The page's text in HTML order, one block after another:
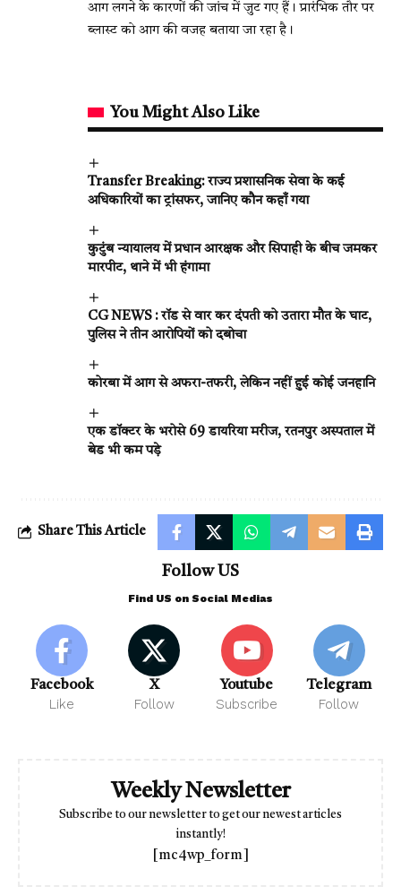
आग लगने के कारणों की जांच में जुट गए हैं। प्रारंभिक तौर पर
ब्लास्ट को आग की वजह बताया जा रहा है।
You Might Also Like
Transfer Breaking: राज्य प्रशासनिक सेवा के कई
अधिकारियों का ट्रांसफर, जानिए कौन कहाँ गया
कुटुंब न्यायालय में प्रधान आरक्षक और सिपाही के बीच जमकर
मारपीट, थाने में भी हंगामा
CG NEWS : रॉड से वार कर दंपती को उतारा मौत के घाट,
पुलिस ने तीन आरोपियों को दबोचा
कोरबा में आग से अफरा-तफरी, लेकिन नहीं हुई कोई जनहानि
एक डॉक्टर के भरोसे 69 डायरिया मरीज, रतनपुर अस्पताल में
बेड भी कम पड़े
Share This Article
Follow US
Find US on Social Medias
Facebook
Like
X
Follow
Youtube
Subscribe
Telegram
Follow
Weekly Newsletter
Subscribe to our newsletter to get our newest articles
instantly!
[mc4wp_form]